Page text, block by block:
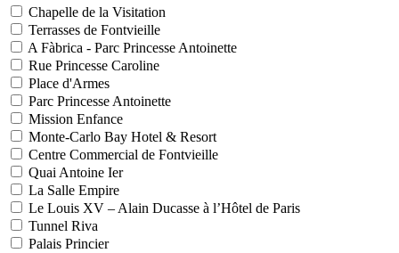
Chapelle de la Visitation
Terrasses de Fontvieille
A Fàbrica - Parc Princesse Antoinette
Rue Princesse Caroline
Place d'Armes
Parc Princesse Antoinette
Mission Enfance
Monte-Carlo Bay Hotel & Resort
Centre Commercial de Fontvieille
Quai Antoine Ier
La Salle Empire
Le Louis XV – Alain Ducasse à l’Hôtel de Paris
Tunnel Riva
Palais Princier